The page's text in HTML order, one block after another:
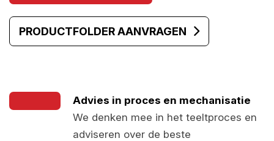
PRODUCTFOLDER AANVRAGEN
Advies in proces en mechanisatie
We denken mee in het teeltproces en
adviseren over de beste